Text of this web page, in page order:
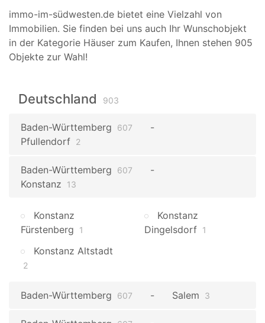
immo-im-südwesten.de bietet eine Vielzahl von
Immobilien. Sie finden bei uns auch Ihr Wunschobjekt
in der Kategorie Häuser zum Kaufen, Ihnen stehen 905
Objekte zur Wahl!
Deutschland 903
Baden-Württemberg 607
Pfullendorf 2
Baden-Württemberg 607
Konstanz 13
Konstanz
Fürstenberg
1
Konstanz
Dingelsdorf 1
Konstanz Altstadt
2
Baden-Württemberg 607 Salem 3